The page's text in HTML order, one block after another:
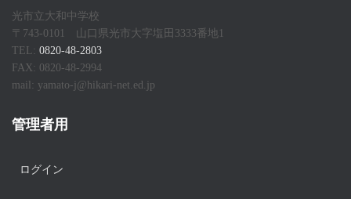
光市立大和中学校
〒743-0101 山口県光市大字塩田3333番地1
TEL: 0820-48-2803
FAX: 0820-48-2994
mail: yamato-j@hikari-net.ed.jp
管理者用
ログイン